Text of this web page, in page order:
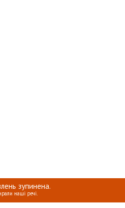
зупинена.
наші речі.